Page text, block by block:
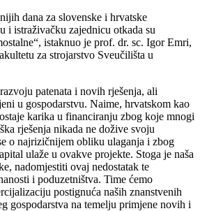
dana za slovenske i hrvatske
i istraživačku zajednicu otkada su
istaknuo je prof. dr. sc. Igor Emri,
za strojarstvo Sveučilišta u
patenata i novih rješenja, ali
u gospodarstvu. Naime, hrvatskom kao
karika u financiranju zbog koje mnogi
rješenja nikada ne dožive svoju
o najrizičnijem obliku ulaganja i zbog
ulaže u ovakve projekte. Stoga je naša
nadomjestiti ovaj nedostatak te
i poduzetništva. Time ćemo
postignuća naših znanstvenih
gospodarstva na temelju primjene novih i